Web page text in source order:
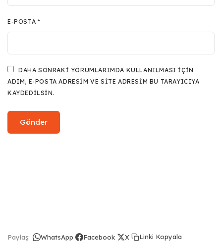
E-POSTA *
DAHA SONRAKI YORUMLARIMDA KULLANILMASI IÇIN
ADIM, E-POSTA ADRESIM VE SITE ADRESIM BU TARAYICIYA
KAYDEDILSIN.
Paylaş: WhatsApp Facebook X Linki Kopyala